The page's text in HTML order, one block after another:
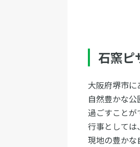
石窯ピ
大阪府堺市に
自然豊かな
過ごすことが
行事としては
現地の豊かな